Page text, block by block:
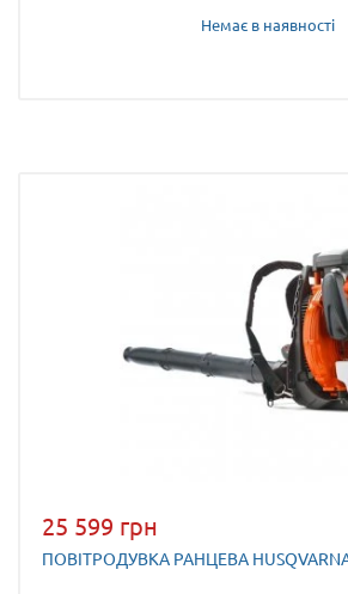
Немає в наявності
25 599 грн
ПОВІТРОДУВКА РАНЦЕВА